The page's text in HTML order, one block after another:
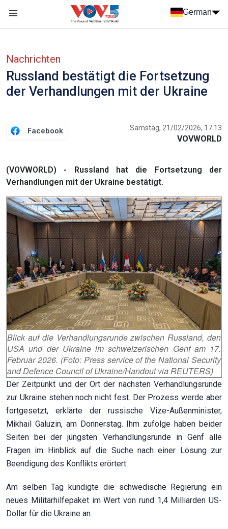
German
Nachrichten
Russland bestätigt die Fortsetzung
der Verhandlungen mit der Ukraine
Facebook Samstag, 21/02/2026, 17:13
VOVWORLD
(VOVWORLD) - Russland hat die Fortsetzung der
Verhandlungen mit der Ukraine bestätigt.
Blick auf die Verhandlungsrunde zwischen Russland, den
USA und der Ukraine im schweizerischen Genf am 17.
Februar 2026. (Foto: Press service of the National Security
and Defence Council of Ukraine/Handout via REUTERS)
Der Zeitpunkt und der Ort der nächsten Verhandlungsrunde
zur Ukraine stehen noch nicht fest. Der Prozess werde aber
fortgesetzt, erklärte der russische Vize-Außenminister,
Mikhail Galuzin, am Donnerstag. Ihm zufolge haben beider
Seiten bei der jüngsten Verhandlungsrunde in Genf alle
Fragen im Hinblick auf die Suche nach einer Lösung zur
Beendigung des Konflikts erörtert.
Am selben Tag kündigte die schwedische Regierung ein
neues Militärhilfepaket im Wert von rund 1,4 Milliarden US-
Dollar für die Ukraine an.